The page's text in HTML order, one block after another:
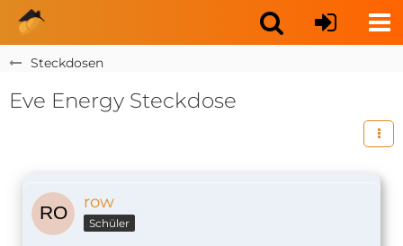
Steckdosen
Eve Energy Steckdose
row
Schüler